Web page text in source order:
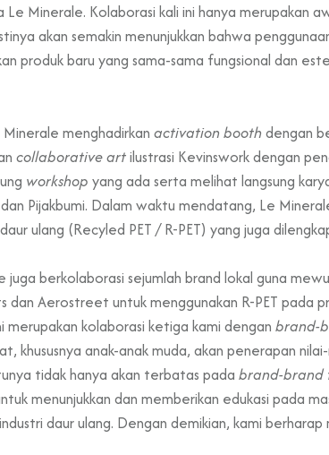
Le Minerale. Kolaborasi kali ini hanya merupakan
akan semakin menunjukkan bahwa
produk baru yang sama-sama fungsional dan
menghadirkan activation booth dengan
collaborative artilustrasi Kevinswork dengan
workshop yang ada serta melihat langsung
Pijakbumi. Dalam waktu mendatang, Le
ulang (Recyled PET / R-PET) yang juga
berkolaborasi sejumlah brand lokal guna
dan Aerostreet untuk menggunakan R-PET pada
merupakan kolaborasi ketiga kami dengan brand-
khususnya anak-anak muda, akan penerapan
tidak hanya akan terbatas pada brand-brand
menunjukkan dan memberikan edukasi pada
daur ulang. Dengan demikian, kami